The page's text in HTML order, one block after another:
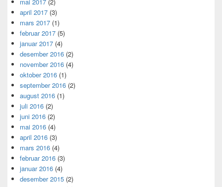
mai 2017 (2)
april 2017 (3)
mars 2017 (1)
februar 2017 (5)
januar 2017 (4)
desember 2016 (2)
november 2016 (4)
oktober 2016 (1)
september 2016 (2)
august 2016 (1)
juli 2016 (2)
juni 2016 (2)
mai 2016 (4)
april 2016 (3)
mars 2016 (4)
februar 2016 (3)
januar 2016 (4)
desember 2015 (2)